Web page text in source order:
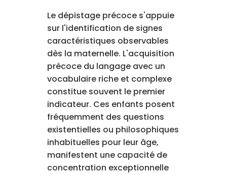
Le dépistage précoce s'appuie
sur l'identification de signes
caractéristiques observables
dès la maternelle. L'acquisition
précoce du langage avec un
vocabulaire riche et complexe
constitue souvent le premier
indicateur. Ces enfants posent
fréquemment des questions
existentielles ou philosophiques
inhabituelles pour leur âge,
manifestent une capacité de
concentration exceptionnelle